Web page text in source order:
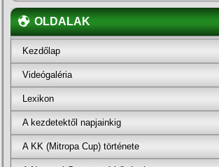
OLDALAK
Kezdőlap
Videógaléria
Lexikon
A kezdetektől napjainkig
A KK (Mitropa Cup) története